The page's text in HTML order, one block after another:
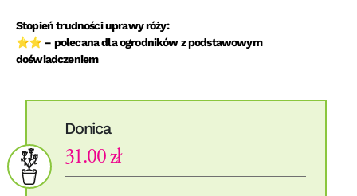
Stopień trudności uprawy róży:
⭐⭐ – polecana dla ogrodników z podstawowym
doświadczeniem
Donica
31.00 zł